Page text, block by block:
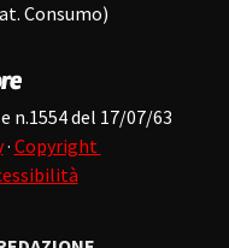
Consumo)
n.1554 del 17/07/63
· Copyright